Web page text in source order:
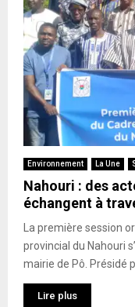
Environnement La Une
Nahouri : des
échangent à
La première session
provincial du Nahouri
mairie de Pô. Présidé
Lire plus